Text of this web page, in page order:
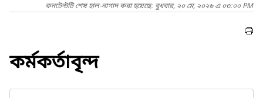
কনটেন্টটি শেষ হাল-নাগাদ করা হয়েছে: বুধবার, ২০ মে, ২০২৬ এ ০৩:০০ PM
কর্মকর্তাবৃন্দ